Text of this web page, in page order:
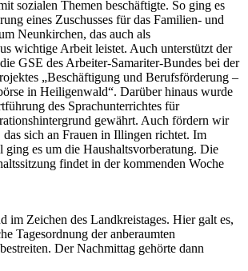
sozialen Themen beschäftigte. So ging es
eines Zuschusses für das Familien- und
Neunkirchen, das auch als
wichtige Arbeit leistet. Auch unterstützt der
GSE des Arbeiter-Samariter-Bundes bei der
„Beschäftigung und Berufsförderung –
in Heiligenwald“. Darüber hinaus wurde
des Sprachunterrichtes für
gewährt. Auch fördern wir
sich an Frauen in Illingen richtet. Im
es um die Haushaltsvorberatung. Die
findet in der kommenden Woche
im Zeichen des Landkreistages. Hier galt es,
Tagesordnung der anberaumten
Der Nachmittag gehörte dann